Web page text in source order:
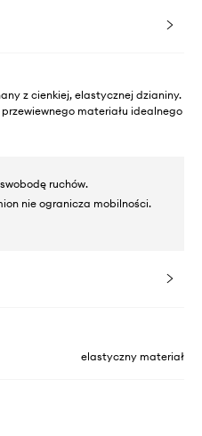
z cienkiej, elastycznej dzianiny.
materiału idealnego
ruchów.
nie ogranicza mobilności.
elastyczny materiał